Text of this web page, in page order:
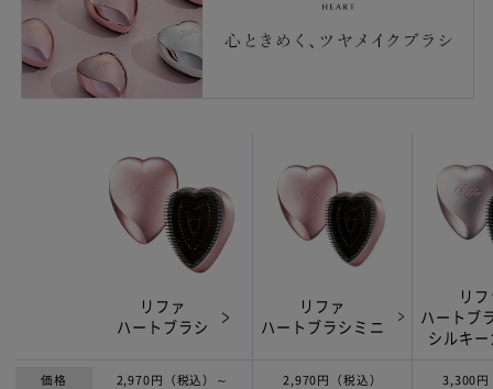
リファ
ハートブラシ
リファ
ハートブラシミニ
リ
ハートブ
シルキ
価格 2,970円（税込）～ 2,970円（税込） 3,300円